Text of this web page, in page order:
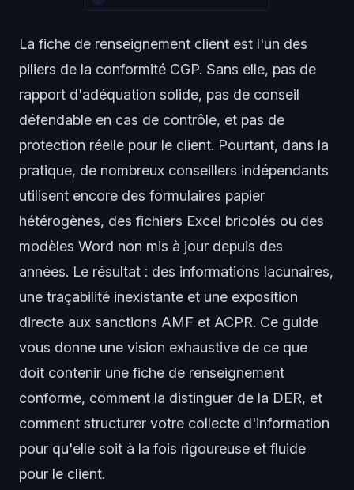
La fiche de renseignement client est l'un des
piliers de la conformité CGP. Sans elle, pas de
rapport d'adéquation solide, pas de conseil
défendable en cas de contrôle, et pas de
protection réelle pour le client. Pourtant, dans la
pratique, de nombreux conseillers indépendants
utilisent encore des formulaires papier
hétérogènes, des fichiers Excel bricolés ou des
modèles Word non mis à jour depuis des
années. Le résultat : des informations lacunaires,
une traçabilité inexistante et une exposition
directe aux sanctions AMF et ACPR. Ce guide
vous donne une vision exhaustive de ce que
doit contenir une fiche de renseignement
conforme, comment la distinguer de la DER, et
comment structurer votre collecte d'information
pour qu'elle soit à la fois rigoureuse et fluide
pour le client.